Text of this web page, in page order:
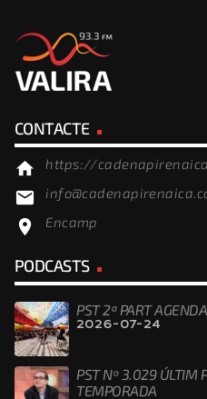
CONTACTE
home https://
email
location_on Encamp
PODCASTS
PST 2ª PART
2026-07-24
PST Nº 3.029 ÚLTIM
TEMPORADA